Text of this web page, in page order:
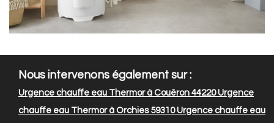
Nous intervenons également sur :
Urgence chauffe eau Thermor à Couëron 44220Urgence
chauffe eau Thermor à Orchies 59310Urgence chauffe eau